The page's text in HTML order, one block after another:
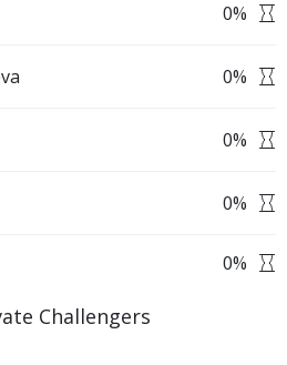
0%
0%
0%
0%
0%
Challengers